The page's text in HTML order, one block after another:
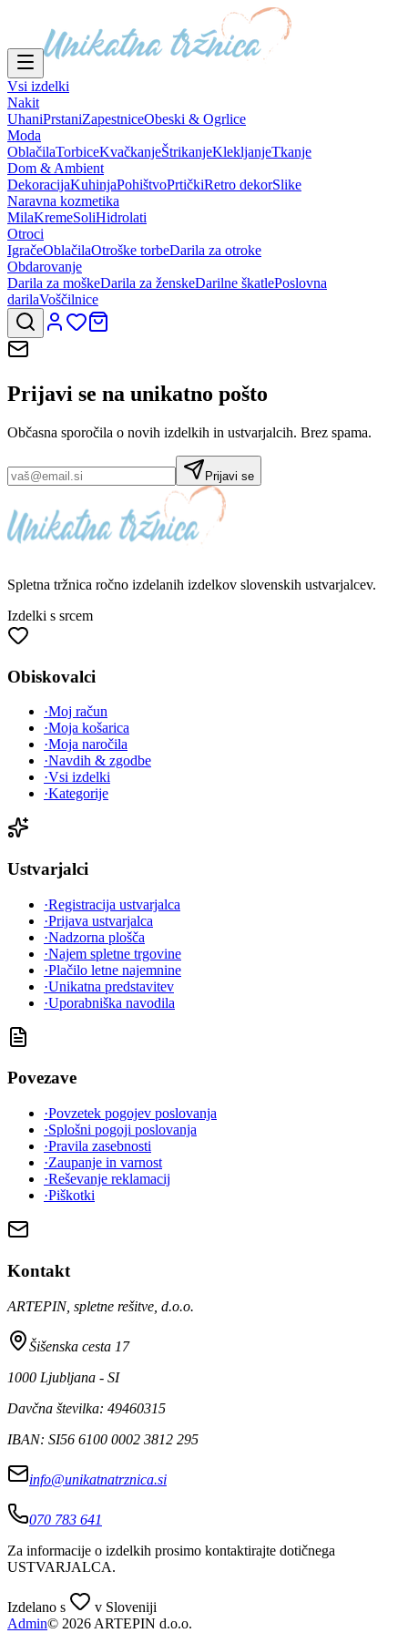
Vsi izdelki
Nakit
UhaniPrstaniZapestniceObeski & Ogrlice
Moda
OblačilaTorbiceKvačkanjeŠtrikanjeKlekljanjeTkanje
Dom & Ambient
DekoracijaKuhinjaPohištvoPrtičkiRetro dekorSlike
Naravna kozmetika
MilaKremeSoliHidrolati
Otroci
IgračeOblačilaOtroške torbeDarila za otroke
Obdarovanje
Darila za moškeDarila za ženskeDarilne škatlePoslovna
darilaVoščilnice
Prijavi se na unikatno pošto
Občasna sporočila o novih izdelkih in ustvarjalcih. Brez spama.
Prijavi se
Spletna tržnica ročno izdelanih izdelkov slovenskih ustvarjalcev.
Izdelki s srcem
Obiskovalci
·Moj račun
·Moja košarica
·Moja naročila
·Navdih & zgodbe
·Vsi izdelki
·Kategorije
Ustvarjalci
·Registracija ustvarjalca
·Prijava ustvarjalca
·Nadzorna plošča
·Najem spletne trgovine
·Plačilo letne najemnine
·Unikatna predstavitev
·Uporabniška navodila
Povezave
·Povzetek pogojev poslovanja
·Splošni pogoji poslovanja
·Pravila zasebnosti
·Zaupanje in varnost
·Reševanje reklamacij
·Piškotki
Kontakt
ARTEPIN, spletne rešitve, d.o.o.
Šišenska cesta 17
1000 Ljubljana - SI
Davčna številka: 49460315
IBAN: SI56 6100 0002 3812 295
info@unikatnatrznica.si
070 783 641
Za informacije o izdelkih prosimo kontaktirajte dotičnega
USTVARJALCA.
Izdelano s
v Sloveniji
Admin© 2026 ARTEPIN d.o.o.